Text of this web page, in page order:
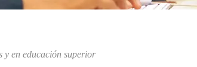
y en educación superior